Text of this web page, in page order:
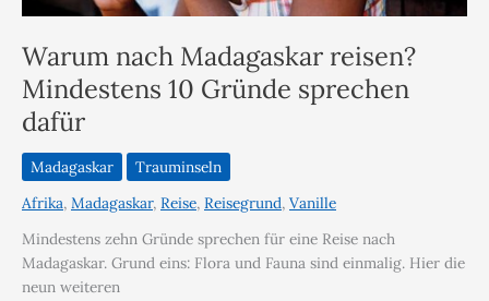
Warum nach Madagaskar reisen?
Mindestens 10 Gründe sprechen
dafür
Madagaskar
Trauminseln
Afrika, Madagaskar, Reise, Reisegrund, Vanille
Mindestens zehn Gründe sprechen für eine Reise nach
Madagaskar. Grund eins: Flora und Fauna sind einmalig. Hier die
neun weiteren